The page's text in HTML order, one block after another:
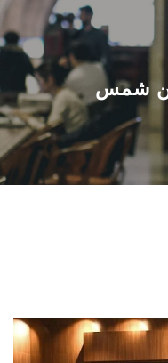
عن الجامعة
القطاعـات
الشئون الأكاديمية
البحث العلمي
الأنظمة الذكية
شمس